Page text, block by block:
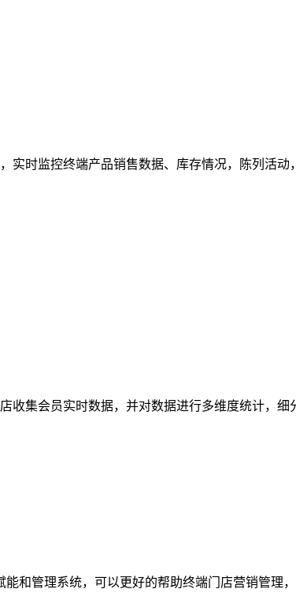
时监控终端产品销售数据、库存情况，陈列活动
集会员实时数据，并对数据进行多维度统计，细
管理系统，可以更好的帮助终端门店营销管理